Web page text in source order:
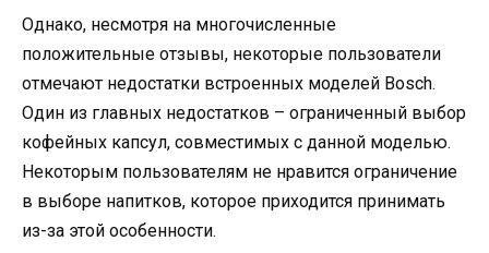
Однако, несмотря на многочисленные
положительные отзывы, некоторые пользователи
отмечают недостатки встроенных моделей Bosch.
Один из главных недостатков – ограниченный выбор
кофейных капсул, совместимых с данной моделью.
Некоторым пользователям не нравится ограничение
в выборе напитков, которое приходится принимать
из-за этой особенности.